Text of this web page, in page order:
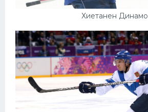
Хиетанен Динамо